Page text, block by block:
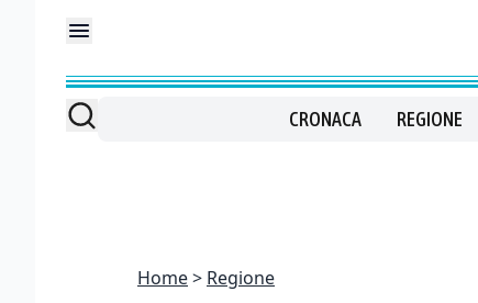
CRONACA REGIONE
Home Regione